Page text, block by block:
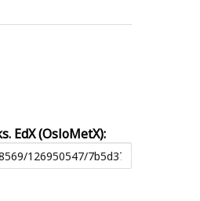
EdX (OsloMetX):